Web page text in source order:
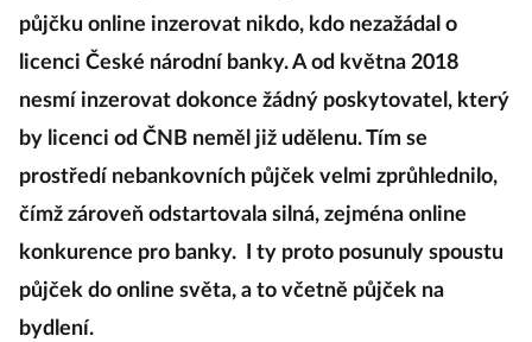
půjčku online inzerovat nikdo, kdo nezažádal o
licenci České národní banky. A od května 2018
nesmí inzerovat dokonce žádný poskytovatel, který
by licenci od ČNB neměl již udělenu. Tím se
prostředí nebankovních půjček velmi zprůhlednilo,
čímž zároveň odstartovala silná, zejména online
konkurence pro banky. I ty proto posunuly spoustu
půjček do online světa, a to včetně půjček na
bydlení.